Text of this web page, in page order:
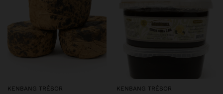
KENBANG TRÉSOR KENBANG TRÉSOR